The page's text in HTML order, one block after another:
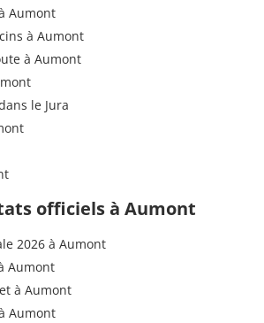
Aumont
à Aumont
à Aumont
le Jura
officiels à Aumont
2026 à Aumont
Aumont
à Aumont
Aumont